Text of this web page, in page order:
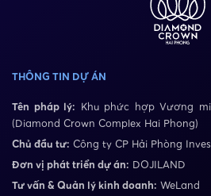
THÔNG TIN DỰ ÁN
Tên pháp lý: Khu phức hợp Vương
(Diamond Crown Complex Hai Phong)
Chủ đầu tư: Công ty CP Hải Phòng
Đơn vị phát triển dự án: DOJILAND
Tư vấn & Quản lý kinh doanh: WeLand